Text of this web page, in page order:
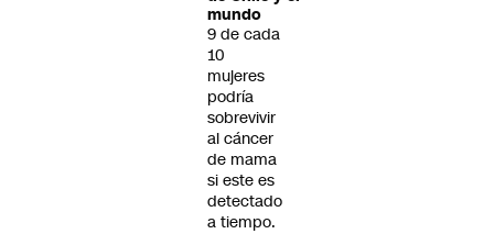
mundo
9 de cada
10
mujeres
podría
sobrevivir
al cáncer
de mama
si este es
detectado
a tiempo.